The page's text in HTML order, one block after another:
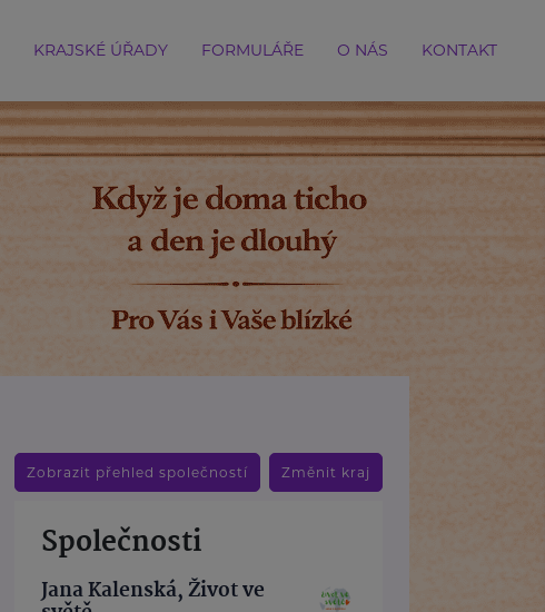
KRAJSKÉ ÚŘADY FORMULÁŘE O NÁS KONTAKT
Zobrazit přehled společností Změnit kraj
Společnosti
Jana Kalenská, Život ve